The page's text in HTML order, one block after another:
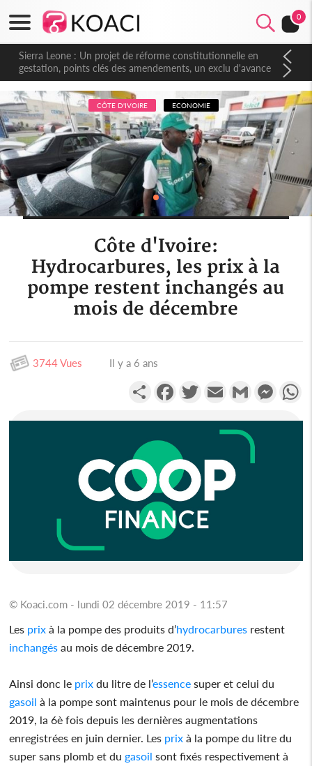
0
Sierra Leone : Un projet de réforme constitutionnelle en
gestation, points clés des amendements, un exclu d'avance
CÔTE D'IVOIRE ECONOMIE
Côte d'Ivoire:
Hydrocarbures, les prix à la
pompe restent inchangés au
mois de décembre
3744 Vues Il y a 6 ans
PartagerFacebookTwitterEmail Gmail
© Koaci.com - lundi 02 décembre 2019 - 11:57
Les prix à la pompe des produits d’hydrocarbures restent
inchangés au mois de décembre 2019.
Ainsi donc le prix du litre de l’essence super et celui du
gasoil à la pompe sont maintenus pour le mois de décembre
2019, la 6è fois depuis les dernières augmentations
enregistrées en juin dernier. Les prix à la pompe du litre du
super sans plomb et du gasoil sont fixés respectivement à